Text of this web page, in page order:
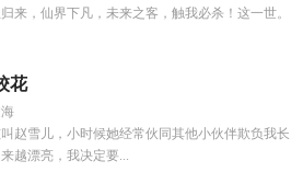
来，仙界下凡，未来之客，触我必杀！这一世。
花
赵雪儿，小时候她经常伙同其他小伙伴欺负我长
越漂亮，我决定要...